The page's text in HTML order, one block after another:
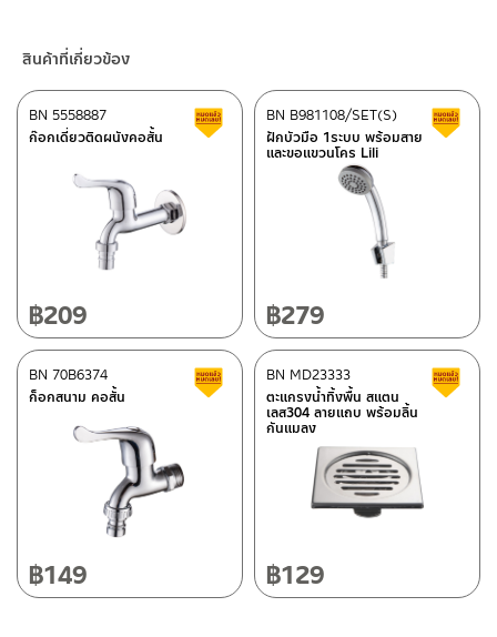
บนตัวสินค้า ซึ่งจะสร้างความเสียหายให้เกิดขึ้นกับผิวของสินค้าได้
ศูนย์บริการและอะไหล่ กรุงเทพฯ
662/61-62 ถนน พระราม3 แขวงบางโพงพาง เขตยานนาวา กรุงเทพฯ
โทร: 02-358-0080 / 080-075-8668 / 091-545-0556
ศูนย์บริการและอะไหล่ เชียงใหม่
118/33 โครงการอรสิริน ม.8 ต.สันปูเลย อ.ดอยสะเก็ด เชียงใหม่
โทร: 080-075-2626
วันและเวลาทำการ
วันจันทร์ – วันศุกร์ เวลา 8:30-17:30 น.
วันเสาร์ เวลา 8:30-15:00 น.
– Shopee
–Lazada
–ซื้อสินค้าชิ้นนี้บน Shopee>> คลิกที่นี่<<
คลิกที่นี่<<
ติดต่อพนักงานขาย / Contact Sales Staff
โทร: 02-285-5795
@charnpaiboon.sales
ติดต่อ ชาญไพบูลย์ / Contact Us คลิกที่นี่
สินค้าที่เกี่ยวข้อง
ก๊อกเดี่ยวติดผนังคอสั้น
BN 5558887 สินค้าลดราคา เคลียร์สต็อก
฿209
ฝักบัวมือ 1ระบบ พร้อมสาย
และขอแขวนโคร Lili
BN B981108/SET(S)
฿279
ก็อกสนาม คอสั้น
BN 70B6374 สินค้าลดราคา เคลียร์สต็อก
฿149
ตะแกรงน้ำทิ้งพื้น สแตน
เลส304 ลายแถบ พร้อมลิ้น
กันแมลง
BN MD23333
฿129